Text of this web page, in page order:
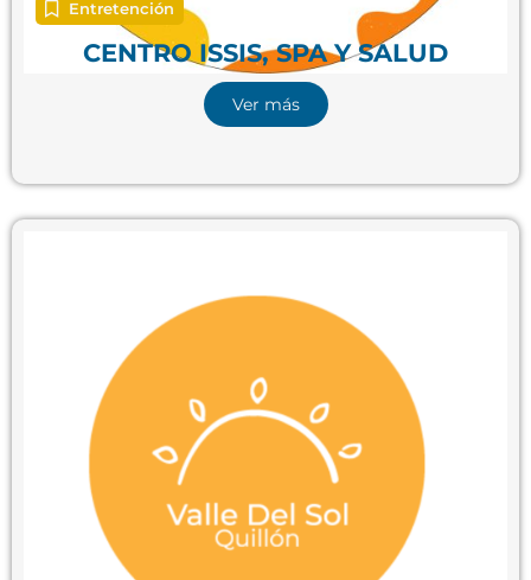
Entretención
CENTRO ISSIS, SPA Y SALUD
Ver más